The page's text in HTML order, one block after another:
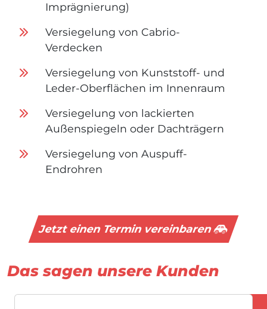
Imprägnierung)
Versiegelung von Cabrio-
Verdecken
Versiegelung von Kunststoff- und
Leder-Oberflächen im Innenraum
Versiegelung von lackierten
Außenspiegeln oder Dachträgern
Versiegelung von Auspuff-
Endrohren
Jetzt einen Termin vereinbaren
Das sagen unsere Kunden